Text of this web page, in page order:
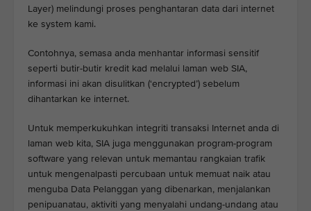
Layer) melindungi proses penghantaran data dari internet
ke system kami.
Contohnya, semasa anda menhantar informasi sensitif
seperti butir-butir kredit kad melalui laman web SIA,
informasi ini akan disulitkan (‘encrypted’) sebelum
dihantarkan ke internet.
Untuk memperkukuhkan integriti transaksi Internet anda di
laman web kita, SIA juga menggunakan program-program
software yang relevan untuk memantau rangkaian trafik
untuk mengenalpasti percubaan untuk memuat naik atau
menguba Data Pelanggan yang dibenarkan, menjalankan
penipuanatau, aktiviti yang menyalahi undang-undang atau